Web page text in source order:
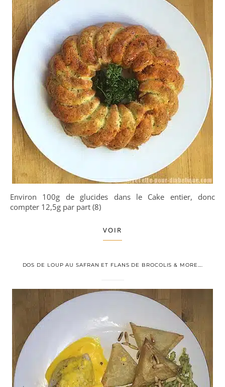
Environ 100g de glucides dans le Cake entier, donc
compter 12,5g par part (8)
VOIR
DOS DE LOUP AU SAFRAN ET FLANS DE BROCOLIS & MORE….